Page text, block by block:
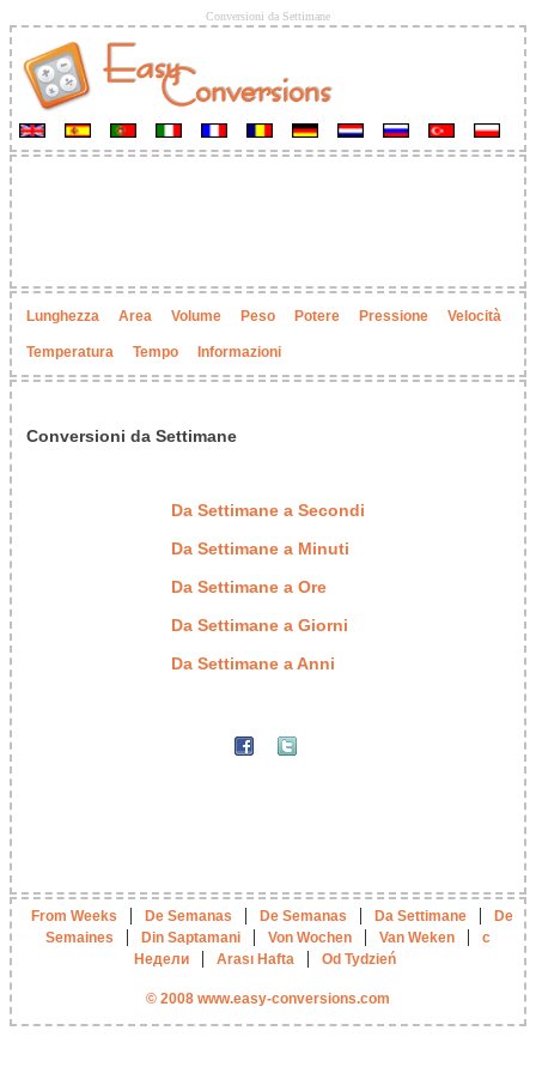
Conversioni da Settimane
Lunghezza Area Volume Peso Potere Pressione Velocità
Temperatura Tempo Informazioni
Conversioni da Settimane
Da Settimane a Secondi
Da Settimane a Minuti
Da Settimane a Ore
Da Settimane a Giorni
Da Settimane a Anni
From Weeks | De Semanas | De Semanas | Da Settimane |
De
Semaines
| Din Saptamani | Von Wochen | Van Weken |
с
Недели
| Arası Hafta | Od Tydzień
© 2008 www.easy-conversions.com